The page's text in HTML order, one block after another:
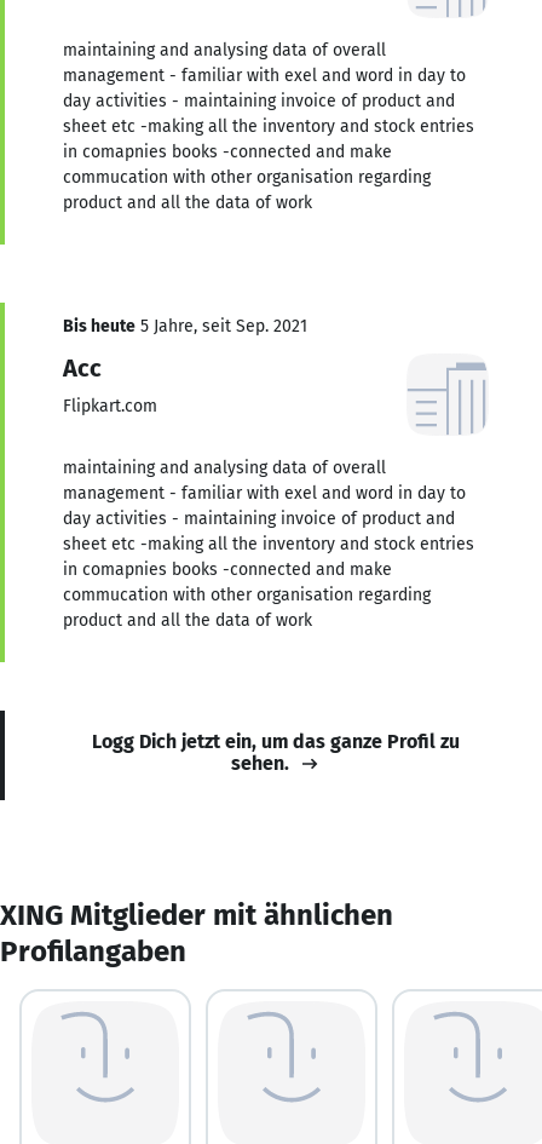
maintaining and analysing data of overall
management - familiar with exel and word in day to
day activities - maintaining invoice of product and
sheet etc -making all the inventory and stock entries
in comapnies books -connected and make
commucation with other organisation regarding
product and all the data of work
Bis heute 5 Jahre, seit Sep. 2021
Acc
Flipkart.com
maintaining and analysing data of overall
management - familiar with exel and word in day to
day activities - maintaining invoice of product and
sheet etc -making all the inventory and stock entries
in comapnies books -connected and make
commucation with other organisation regarding
product and all the data of work
Logg Dich jetzt ein, um das ganze Profil zu
sehen.
XING Mitglieder mit ähnlichen
Profilangaben